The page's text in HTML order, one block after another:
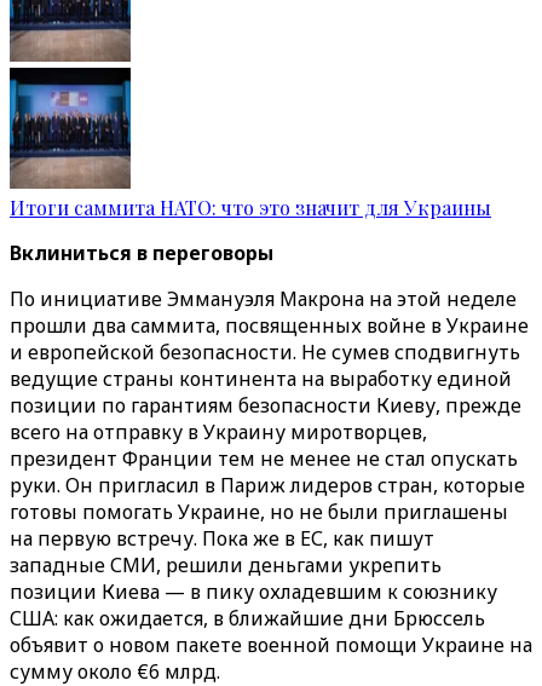
Итоги саммита НАТО: что это значит для Украины
Вклиниться в переговоры
По инициативе Эммануэля Макрона на этой неделе
прошли два саммита, посвященных войне в Украине
и европейской безопасности. Не сумев сподвигнуть
ведущие страны континента на выработку единой
позиции по гарантиям безопасности Киеву, прежде
всего на отправку в Украину миротворцев,
президент Франции тем не менее не стал опускать
руки. Он пригласил в Париж лидеров стран, которые
готовы помогать Украине, но не были приглашены
на первую встречу. Пока же в ЕС, как пишут
западные СМИ, решили деньгами укрепить
позиции Киева — в пику охладевшим к союзнику
США: как ожидается, в ближайшие дни Брюссель
объявит о новом пакете военной помощи Украине на
сумму около €6 млрд.